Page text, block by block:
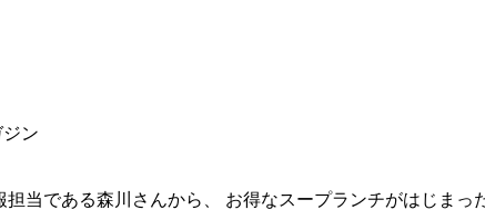
ン
当である森川さんから、 お得なスープランチがはじま